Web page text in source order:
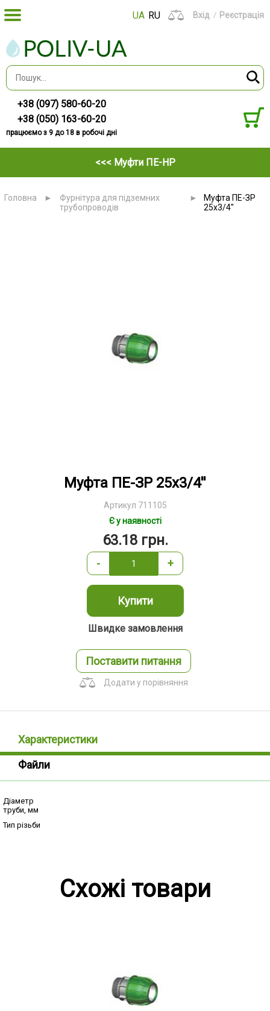
UA RU Вхід Реєстрація
+38 (097) 580-60-20
+38 (050) 163-60-20
працюємо з 9 до 18 в робочі дні
<<< Муфти ПЕ-НР
Головна ►
Фурнітура для підземних
трубопроводів
►
Муфта ПЕ-ЗР
25х3/4''
Муфта ПЕ-ЗР 25х3/4''
Артикул 711105
Є у наявності
63.18 грн.
- +
Купити
Швидке замовлення
Поставити питання
Додати у порівняння
Характеристики
Файли
Діаметр
труби, мм
Тип різьби
Схожі товари